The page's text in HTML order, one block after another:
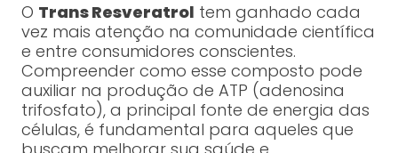
O Trans Resveratrol tem ganhado cada
vez mais atenção na comunidade científica
e entre consumidores conscientes.
Compreender como esse composto pode
auxiliar na produção de ATP (adenosina
trifosfato), a principal fonte de energia das
células, é fundamental para aqueles que